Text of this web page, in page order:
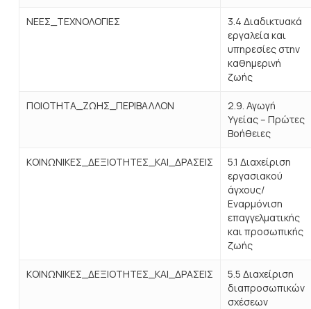
ΝΕΕΣ_ΤΕΧΝΟΛΟΓΙΕΣ
3.4 Διαδικτυακά
εργαλεία και
υπηρεσίες στην
καθημερινή
ζωής
ΠΟΙΟΤΗΤΑ_ΖΩΗΣ_ΠΕΡΙΒΑΛΛΟΝ
2.9. Αγωγή
Υγείας – Πρώτες
Βοήθειες
ΚΟΙΝΩΝΙΚΕΣ_ΔΕΞΙΟΤΗΤΕΣ_ΚΑΙ_ΔΡΑΣΕΙΣ
5.1 Διαχείριση
εργασιακού
άγχους/
Εναρμόνιση
επαγγελματικής
και προσωπικής
ζωής
ΚΟΙΝΩΝΙΚΕΣ_ΔΕΞΙΟΤΗΤΕΣ_ΚΑΙ_ΔΡΑΣΕΙΣ
5.5 Διαχείριση
διαπροσωπικών
σχέσεων